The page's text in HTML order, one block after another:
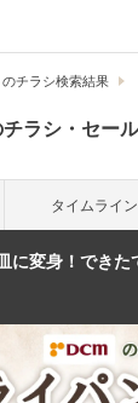
のチラシ検索結果
チラシ・セー
タイム ライン
に変身！できた